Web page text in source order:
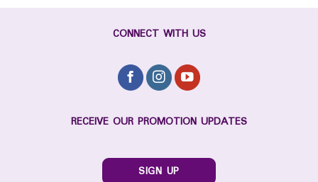
CONNECT WITH US
RECEIVE OUR PROMOTION UPDATES
SIGN UP